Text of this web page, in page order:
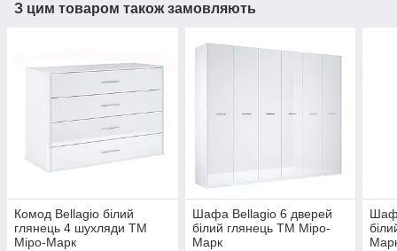
З цим товаром також замовляють
Комод Bellagio білий
глянець 4 шухляди ТМ
Міро-Марк
Шафа Bellagio 6 дверей
білий глянець ТМ Міро-
Марк